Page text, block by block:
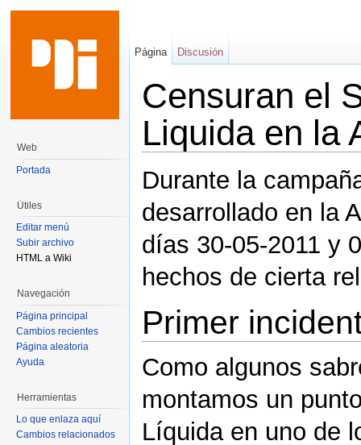
Censuran el
Liquida en la
Durante la
desarrollado en la
días 30-05-2011 y
hechos de cierta
Primer
Como algunos
montamos un
Líquida en uno de
Página Discusión
Web
Portada
Útiles
Editar menú
Subir archivo
HTML a Wiki
Navegación
Página principal
Cambios recientes
Página aleatoria
Ayuda
Herramientas
Lo que enlaza aquí
Cambios relacionados